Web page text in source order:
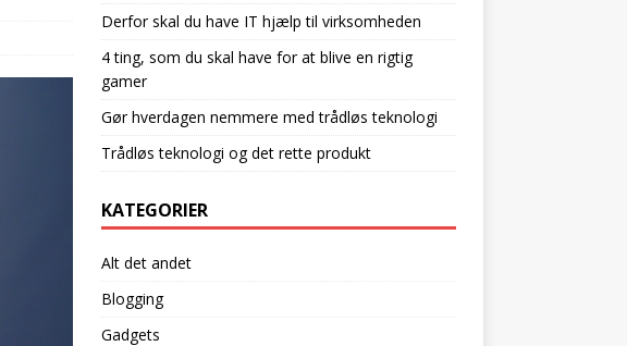
Derfor skal du have IT hjælp til virksomheden
4 ting, som du skal have for at blive en rigtig
gamer
Gør hverdagen nemmere med trådløs teknologi
Trådløs teknologi og det rette produkt
KATEGORIER
Alt det andet
Blogging
Gadgets